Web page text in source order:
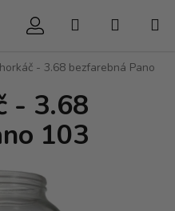
Hľadať
- 3.68 bezfarebná Pano
- 3.68
103